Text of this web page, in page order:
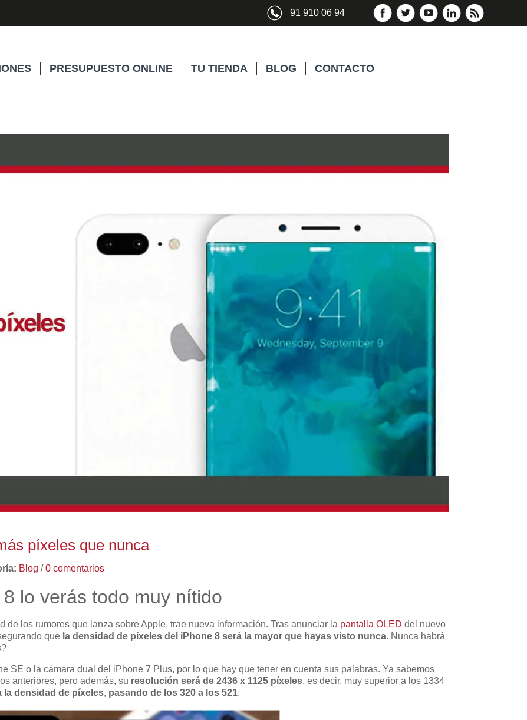
91 910 06 94
PRESUPUESTO ONLINE TU TIENDA BLOG CONTACTO
píxeles que nunca
Blog /0 comentarios
lo verás todo muy nítido
de los rumores que lanza sobre Apple, trae nueva información. Tras anunciar la pantalla OLED del nuevo
que la densidad de píxeles del iPhone 8 será la mayor que hayas visto nunca. Nunca habrá
SE o la cámara dual del iPhone 7 Plus, por lo que hay que tener en cuenta sus palabras. Ya sabemos
anteriores, pero además, su resolución será de 2436 x 1125 píxeles, es decir, muy superior a los 1334
la densidad de píxeles, pasando de los 320 a los 521.